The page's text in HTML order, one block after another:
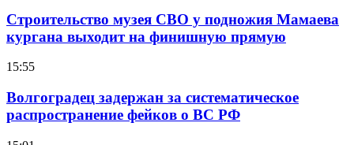
Строительство музея СВО у подножия Мамаева
кургана выходит на финишную прямую
15:55
Волгоградец задержан за систематическое
распространение фейков о ВС РФ